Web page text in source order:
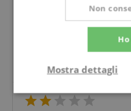
Andreasil
Questa recensione è stata
Articolo come
Non
Mostra dettagli
Strettamente
necessario